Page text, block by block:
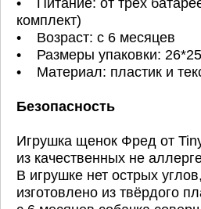
• Питание: от трех
комплект)
• Возраст: с 6 месяцев
• Размеры упаковки:
• Материал: пластик и
Безопасность
Игрушка щенок Фред от
из качественных не
В игрушке нет острых
изготовлено из твёрдого